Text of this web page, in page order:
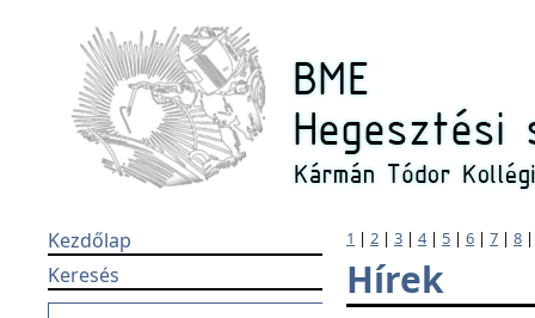
Kezdőlap
Keresés
1 | 2 | 3 | 4| 5 | 6 | 7 | 8
Hírek